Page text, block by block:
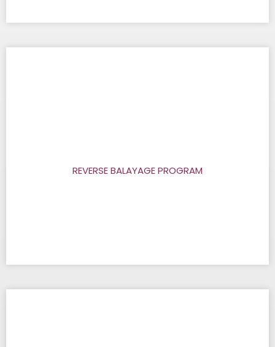
REVERSE BALAYAGE PROGRAM